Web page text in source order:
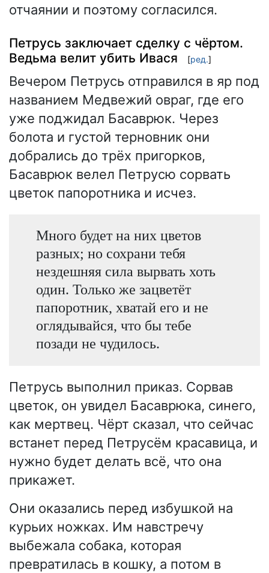
отчаянии и поэтому согласился.
Петрусь заключает сделку с чёртом.
Ведьма велит убить Ивася
[ред.]
Вечером Петрусь отправился в яр под
названием Медвежий овраг, где его
уже поджидал Басаврюк. Через
болота и густой терновник они
добрались до трёх пригорков,
Басаврюк велел Петрусю сорвать
цветок папоротника и исчез.
Много будет на них цветов
разных; но сохрани тебя
нездешняя сила вырвать хоть
один. Только же зацветёт
папоротник, хватай его и не
оглядывайся, что бы тебе
позади не чудилось.
Петрусь выполнил приказ. Сорвав
цветок, он увидел Басаврюка, синего,
как мертвец. Чёрт сказал, что сейчас
встанет перед Петрусём красавица, и
нужно будет делать всё, что она
прикажет.
Они оказались перед избушкой на
курьих ножках. Им навстречу
выбежала собака, которая
превратилась в кошку, а потом в